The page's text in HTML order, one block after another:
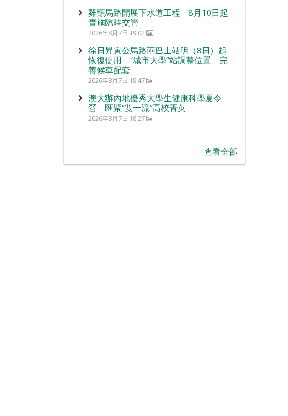
雞頸馬路開展下水道工程 8月10日起
實施臨時交管
2026年8月7日 19:02
徐日昇寅公馬路兩巴士站明（8日）起
恢復使用 “城市大學”站調整位置 完
善候車配套
2026年8月7日 18:47
澳大辦內地優秀大學生健康科學夏令
營 匯聚“雙一流”高校菁英
2026年8月7日 18:27
查看全部